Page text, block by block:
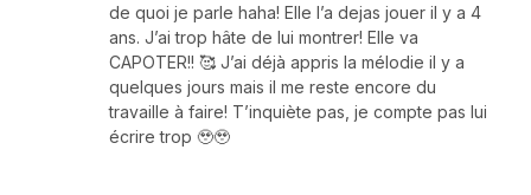
de quoi je parle haha! Elle l’a dejas jouer il y a 4
ans. J’ai trop hâte de lui montrer! Elle va
CAPOTER!! 🥰 J’ai déjà appris la mélodie il y a
quelques jours mais il me reste encore du
travaille à faire! T’inquiète pas, je compte pas lui
écrire trop 🥹🥹